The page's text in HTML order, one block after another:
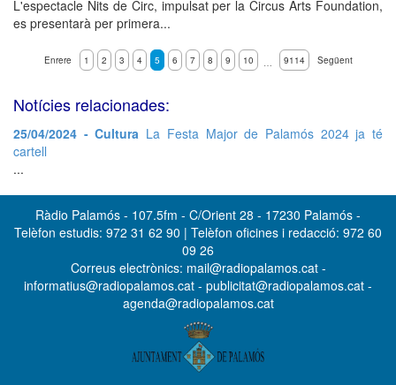
L'espectacle Nits de Circ, impulsat per la Circus Arts Foundation,
es presentarà per primera...
Enrere 1 2 3 4 5 6 7 8 9 10 … 9114 Següent
Notícies relacionades:
25/04/2024 - Cultura La Festa Major de Palamós 2024 ja té
cartell
...
Ràdio Palamós - 107.5fm - C/Orient 28 - 17230 Palamós -
Telèfon estudis: 972 31 62 90 | Telèfon oficines i redacció: 972 60
09 26
Correus electrònics: mail@radiopalamos.cat -
informatius@radiopalamos.cat - publicitat@radiopalamos.cat -
agenda@radiopalamos.cat